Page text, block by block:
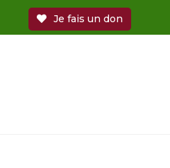
Je fais un don